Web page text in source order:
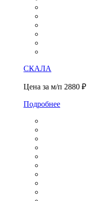
СКАЛА
Цена за м/п 2880 ₽
Подробнее